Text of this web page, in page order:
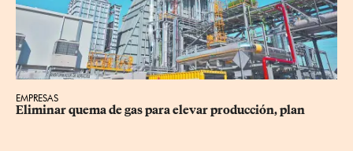
EMPRESAS
Eliminar quema de gas para elevar producción, plan